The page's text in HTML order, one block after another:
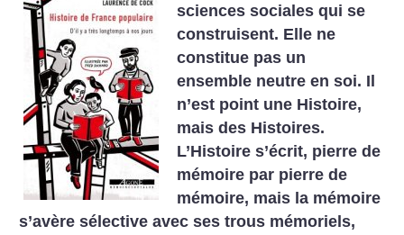
sciences sociales qui se
construisent. Elle ne
constitue pas un
ensemble neutre en soi. Il
n’est point une Histoire,
mais des Histoires.
L’Histoire s’écrit, pierre de
mémoire par pierre de
mémoire, mais la mémoire
s’avère sélective avec ses trous mémoriels,